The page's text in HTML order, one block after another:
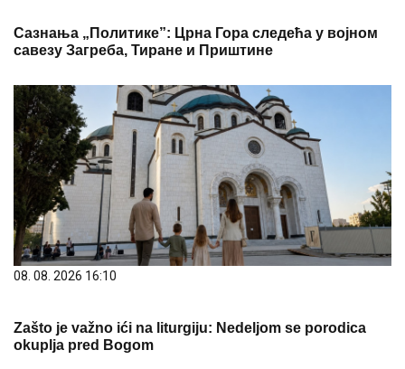
Сазнања „Политике”: Црна Гора следећа у војном
савезу Загреба, Тиране и Приштине
08. 08. 2026 16:10
Zašto je važno ići na liturgiju: Nedeljom se porodica
okuplja pred Bogom